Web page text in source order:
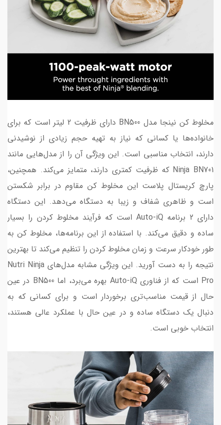
مخلوط کن نینجا مدل BN500 دارای ظرفیت 2 لیتر است که برای
خانواده‌ها یا کسانی که نیاز به تهیه حجم زیادی از نوشیدنی
دارند، انتخاب مناسبی است. این ویژگی آن را از مدل‌هایی مانند
Ninja BN701 که ظرفیت کمتری دارند، متمایز می‌کند. همچنین،
پارچ کریستال پلاست این مخلوط کن مقاوم در برابر شکستن
است و ظاهری شفاف و زیبا به دستگاه می‌دهد. این دستگاه
دارای 2 برنامه Auto-iQ است که فرآیند مخلوط کردن را بسیار
ساده و دقیق می‌کند. با استفاده از این برنامه‌ها، مخلوط کن به
طور خودکار سرعت و زمان مخلوط کردن را تنظیم می‌کند تا بهترین
نتیجه را به دست آورید. این ویژگی مشابه مدل‌های Nutri Ninja
Pro است که از فناوری Auto-iQ بهره می‌برد، اما BN500 در عین
حال از قیمت مناسب‌تری برخوردار است و برای کسانی که به
دنبال یک دستگاه ساده و در عین حال با عملکرد عالی هستند،
انتخاب خوبی است.